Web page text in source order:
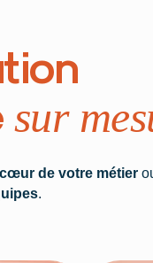
sur
cœur de votre métier
.